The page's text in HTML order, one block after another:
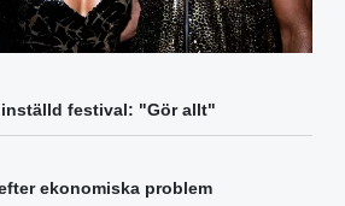
festival: "Gör allt"
ekonomiska problem